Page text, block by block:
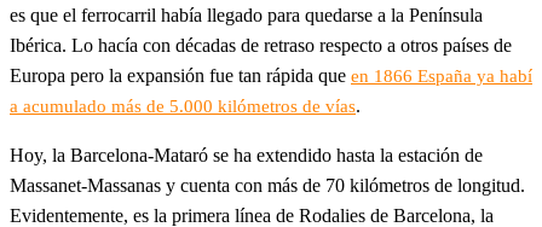
es que el ferrocarril había llegado para quedarse a la Península
Ibérica. Lo hacía con décadas de retraso respecto a otros países de
Europa pero la expansión fue tan rápida que en 1866 España ya habí
a acumulado más de 5.000 kilómetros de vías.
Hoy, la Barcelona-Mataró se ha extendido hasta la estación de
Massanet-Massanas y cuenta con más de 70 kilómetros de longitud.
Evidentemente, es la primera línea de Rodalies de Barcelona, la